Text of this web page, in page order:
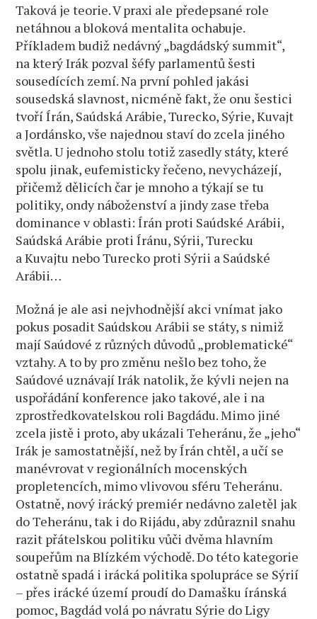
Taková je teorie. V praxi ale předepsané role
netáhnou a bloková mentalita ochabuje.
Příkladem budiž nedávný „bagdádský summit“,
na který Irák pozval šéfy parlamentů šesti
sousedících zemí. Na první pohled jakási
sousedská slavnost, nicméně fakt, že onu šestici
tvoří Írán, Saúdská Arábie, Turecko, Sýrie, Kuvajt
a Jordánsko, vše najednou staví do zcela jiného
světla. U jednoho stolu totiž zasedly státy, které
spolu jinak, eufemisticky řečeno, nevycházejí,
přičemž dělicích čar je mnoho a týkají se tu
politiky, ondy náboženství a jindy zase třeba
dominance v oblasti: Írán proti Saúdské Arábii,
Saúdská Arábie proti Íránu, Sýrii, Turecku
a Kuvajtu nebo Turecko proti Sýrii a Saúdské
Arábii…
Možná je ale asi nejvhodnější akci vnímat jako
pokus posadit Saúdskou Arábii se státy, s nimiž
mají Saúdové z různých důvodů „problematické“
vztahy. A to by pro změnu nešlo bez toho, že
Saúdové uznávají Irák natolik, že kývli nejen na
uspořádání konference jako takové, ale i na
zprostředkovatelskou roli Bagdádu. Mimo jiné
zcela jistě i proto, aby ukázali Teheránu, že „jeho“
Irák je samostatnější, než by Írán chtěl, a učí se
manévrovat v regionálních mocenských
propletencích, mimo vlivovou sféru Teheránu.
Ostatně, nový irácký premiér nedávno zaletěl jak
do Teheránu, tak i do Rijádu, aby zdůraznil snahu
razit přátelskou politiku vůči dvěma hlavním
soupeřům na Blízkém východě. Do této kategorie
ostatně spadá i irácká politika spolupráce se Sýrií
– přes irácké území proudí do Damašku íránská
pomoc, Bagdád volá po návratu Sýrie do Ligy